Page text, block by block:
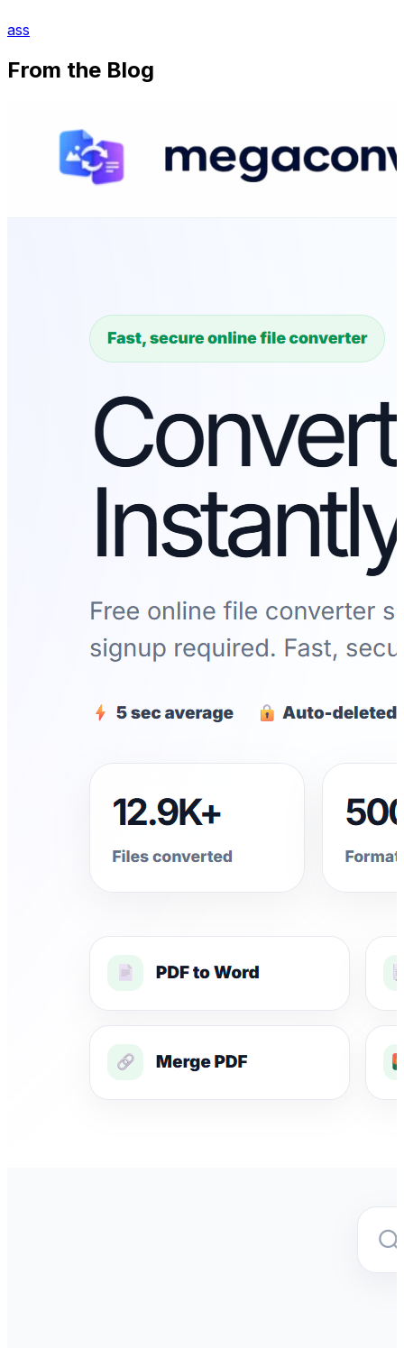
ass
From the Blog